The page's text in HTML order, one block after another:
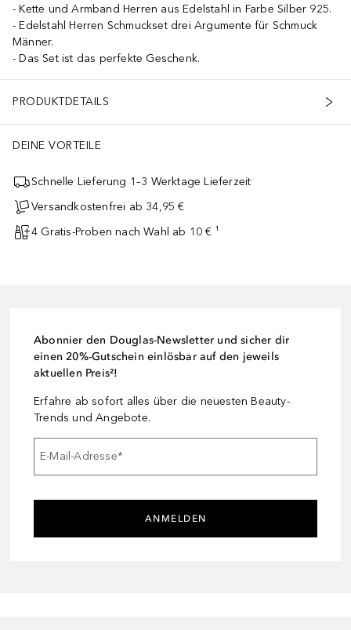
Kette und Armband Herren aus Edelstahl in Farbe Silber 925.
Edelstahl Herren Schmuckset drei Argumente für Schmuck
Männer.
Das Set ist das perfekte Geschenk.
PRODUKTDETAILS
DEINE VORTEILE
Schnelle Lieferung 1–3 Werktage Lieferzeit
Versandkostenfrei ab 34,95 €
4 Gratis-Proben nach Wahl ab 10 € ¹
Abonnier den Douglas-Newsletter und sicher dir
einen 20%-Gutschein einlösbar auf den jeweils
aktuellen Preis²!
Erfahre ab sofort alles über die neuesten Beauty-
Trends und Angebote.
E-Mail-Adresse*
ANMELDEN